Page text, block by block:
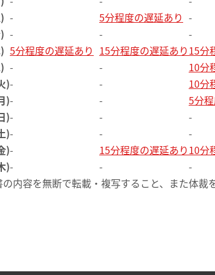
- 5分程度の遅延あり -
- -
-
5分程度の遅延あり 15分程度の遅延あり15分
- -
10分
)- -
10分
)- -
5分
)- -
-
)- -
-
)- 15分程度の遅延あり10分
)- -
-
内容を無断で転載・複写すること、また体裁